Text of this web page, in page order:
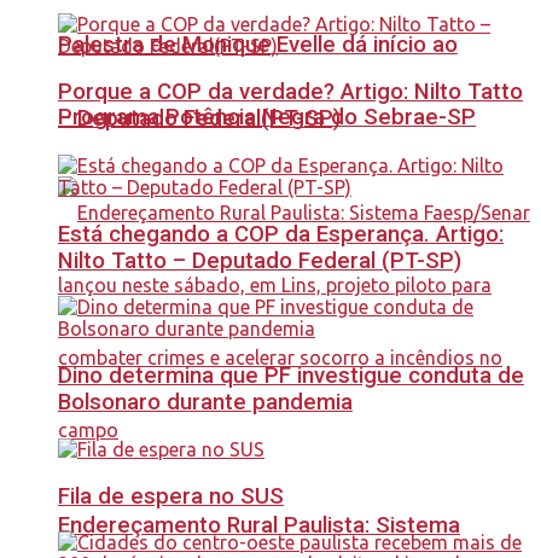
Palestra de Monique Evelle dá início ao
Programa Potência Negra do Sebrae-SP
Endereçamento Rural Paulista: Sistema
Porque a COP da verdade? Artigo: Nilto Tatto
– Deputado Federal(PT-SP)
Está chegando a COP da Esperança. Artigo:
Nilto Tatto – Deputado Federal (PT-SP)
Dino determina que PF investigue conduta de
Bolsonaro durante pandemia
Fila de espera no SUS